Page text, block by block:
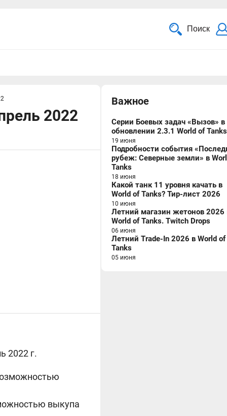
Поиск
2022
2022 г.
выкупа
Важное
Серии Боевых задач «Вызов» в
обновлении 2.3.1 World of Tanks
19 июня
Подробности события
рубеж: Северные земли» в
Tanks
18 июня
Какой танк 11 уровня качать в
World of Tanks? Тир-лист 2026
10 июня
Летний магазин жетонов 2026
World of Tanks. Twitch Drops
06 июня
Летний Trade-In 2026 в World of
Tanks
05 июня